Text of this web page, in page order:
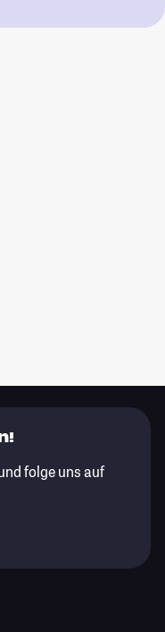
folge uns auf